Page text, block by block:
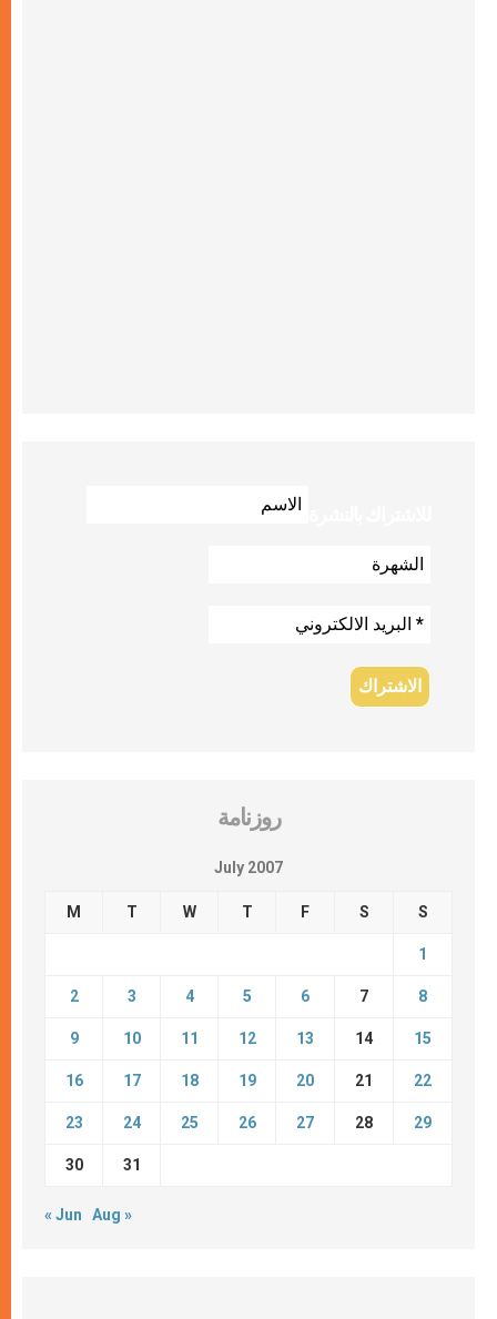
روزنامة
July 2007
M T W T F S S
1
2 3 4 5 6 7 8
9 10 11 12 13 14 15
16 17 18 19 20 21 22
23 24 25 26 27 28 29
30 31
« Jun Aug »